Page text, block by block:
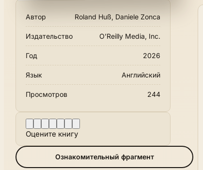
Автор Roland Huß, Daniele Zonca
Издательство O’Reilly Media, Inc.
Год 2026
Язык Английский
Просмотров 244
Оцените книгу
Ознакомительный фрагмент